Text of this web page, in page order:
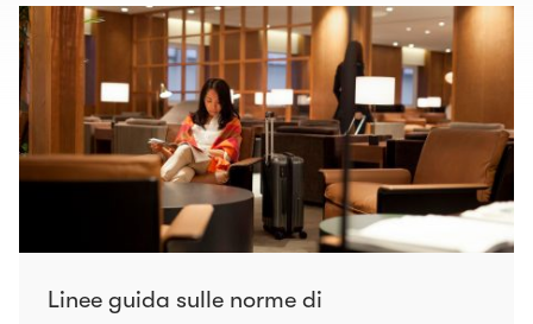
Linee guida sulle norme di